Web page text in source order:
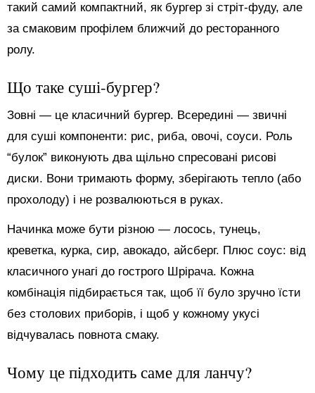
такий самий компактний, як бургер зі стріт-фуду, але
за смаковим профілем ближчий до ресторанного
ролу.
Що таке суші-бургер?
Зовні — це класичний бургер. Всередині — звичні
для суші компоненти: рис, риба, овочі, соуси. Роль
“булок” виконують два щільно спресовані рисові
диски. Вони тримають форму, зберігають тепло (або
прохолоду) і не розвалюються в руках.
Начинка може бути різною — лосось, тунець,
креветка, курка, сир, авокадо, айсберг. Плюс соус: від
класичного унагі до гострого Шрірача. Кожна
комбінація підбирається так, щоб її було зручно їсти
без столових приборів, і щоб у кожному укусі
відчувалась повнота смаку.
Чому це підходить саме для ланчу?